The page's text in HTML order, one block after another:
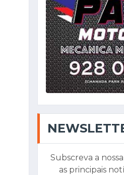
Subscreva a
as principais